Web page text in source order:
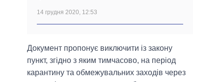
14 грудня 2020, 12:53
Документ пропонує виключити із закону
пункт, згідно з яким тимчасово, на період
карантину та обмежувальних заходів через